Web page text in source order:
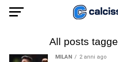
All posts
MILAN 2 anni ago